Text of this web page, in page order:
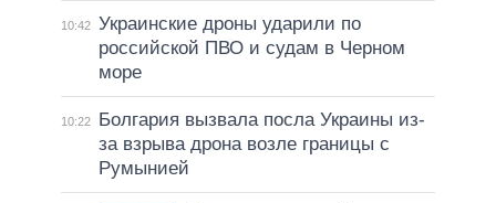
10:42 Украинские дроны ударили по
российской ПВО и судам в Черном
море
10:22
Болгария вызвала посла Украины из-
за взрыва дрона возле границы с
Румынией